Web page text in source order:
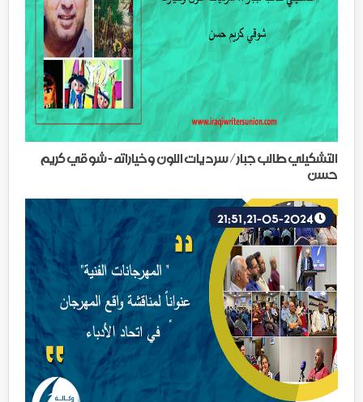
التشكيلي طالب جبار/ سرديات اللون وخياراته - شوقي كريم
حسن